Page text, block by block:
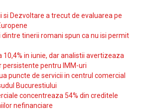
si Dezvoltare a trecut de evaluarea pe
tinerii romani spun ca nu isi permit
10,4% in iunie, dar analistii avertizeaza
persistente pentru IMM-uri
puncte de servicii in centrul comercial
Bucurestiului
concentreaza 54% din creditele
nefinanciare